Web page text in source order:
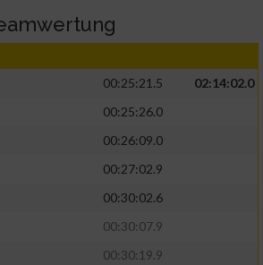
00:25:21.5
02:14:02.0
00:25:26.0
00:26:09.0
00:27:02.9
00:30:02.6
00:30:07.9
00:30:19.9